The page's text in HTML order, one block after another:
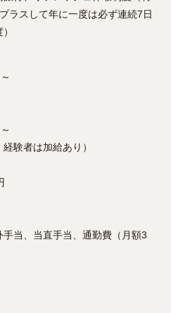
ラスして年に一度は必ず連続7日
験者は加給あり）
当、当直手当、通勤費（月額3